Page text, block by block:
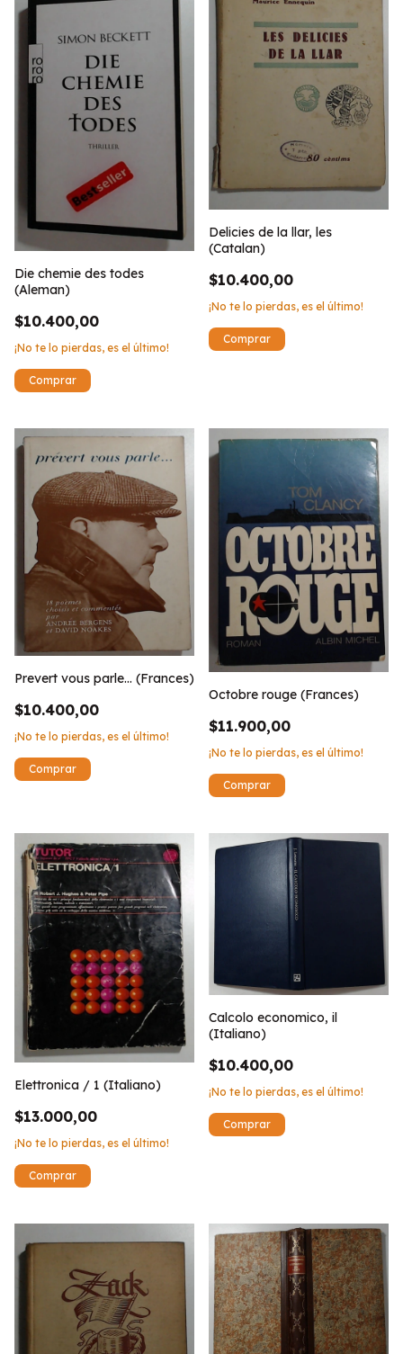
Die chemie des todes
(Aleman)
$10.400,00
¡No te lo pierdas, es el último!
Delicies de la llar, les
(Catalan)
$10.400,00
¡No te lo pierdas, es el último!
Prevert vous parle... (Frances)
$10.400,00
¡No te lo pierdas, es el último!
Octobre rouge (Frances)
$11.900,00
¡No te lo pierdas, es el último!
Elettronica / 1 (Italiano)
$13.000,00
¡No te lo pierdas, es el último!
Calcolo economico, il
(Italiano)
$10.400,00
¡No te lo pierdas, es el último!